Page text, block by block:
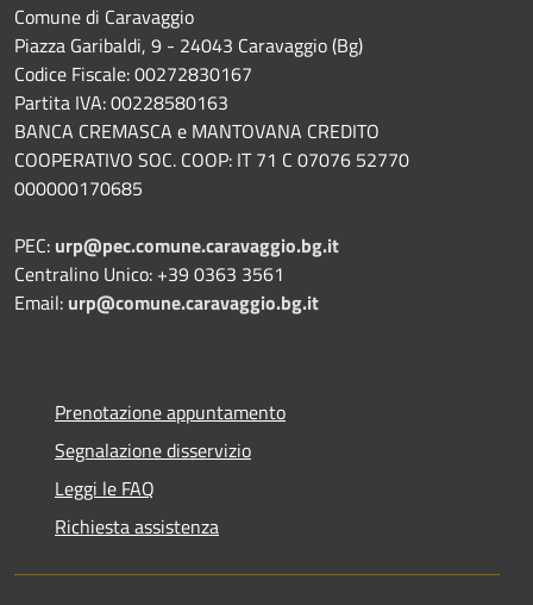
Comune di Caravaggio
Piazza Garibaldi, 9 - 24043 Caravaggio (Bg)
Codice Fiscale: 00272830167
Partita IVA: 00228580163
BANCA CREMASCA e MANTOVANA CREDITO
COOPERATIVO SOC. COOP: IT 71 C 07076 52770
000000170685
PEC: urp@pec.comune.caravaggio.bg.it
Centralino Unico: +39 0363 3561
Email: urp@comune.caravaggio.bg.it
Prenotazione appuntamento
Segnalazione disservizio
Leggi le FAQ
Richiesta assistenza